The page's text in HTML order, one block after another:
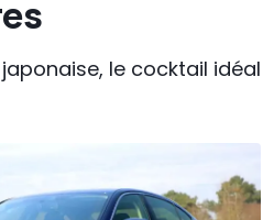
le cocktail idéal